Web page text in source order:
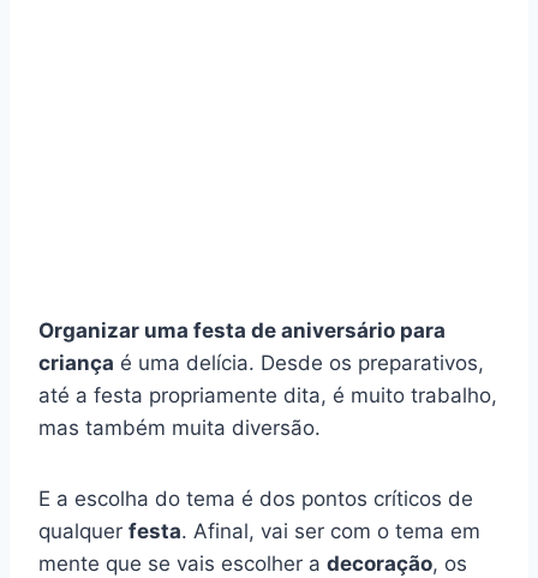
Organizar uma festa de aniversário para
criança é uma delícia. Desde os preparativos,
até a festa propriamente dita, é muito trabalho,
mas também muita diversão.
E a escolha do tema é dos pontos críticos de
qualquer festa. Afinal, vai ser com o tema em
mente que se vais escolher a decoração, os